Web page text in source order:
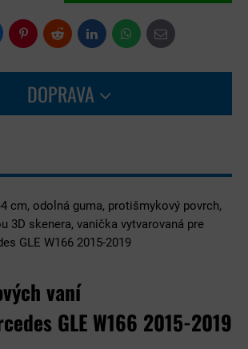
PinterestReddit LinkedInWhatsApp
E-
mail
DOPRAVA
cm, odolná guma, protišmykový povrch,
3D skenera, vanička vytvarovaná pre
GLE W166 2015-2019
vaní
GLE W166 2015-2019